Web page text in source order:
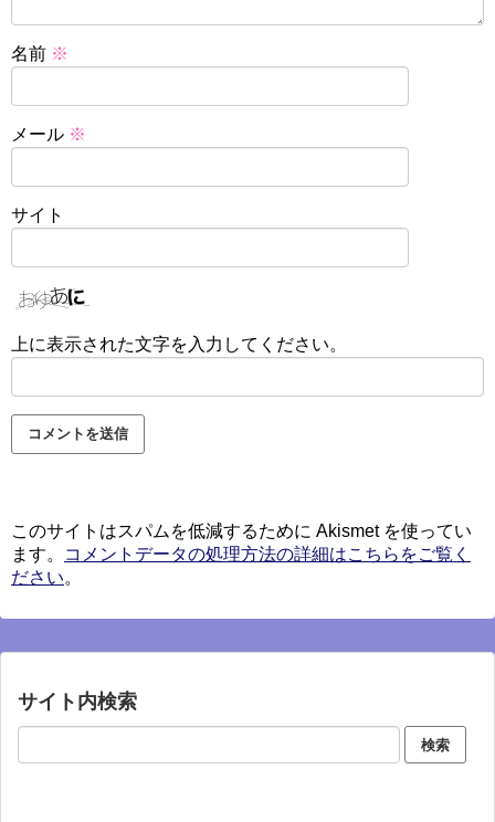
名前 ※
メール ※
サイト
上に表示された文字を入力してください。
このサイトはスパムを低減するために Akismet を使ってい
ます。
コメントデータの処理方法の詳細はこちらをご覧く
ださい。
サイト内検索